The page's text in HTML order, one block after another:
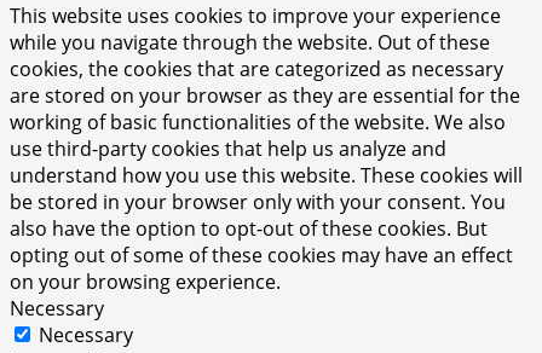
This website uses cookies to improve your experience
while you navigate through the website. Out of these
cookies, the cookies that are categorized as necessary
are stored on your browser as they are essential for the
working of basic functionalities of the website. We also
use third-party cookies that help us analyze and
understand how you use this website. These cookies will
be stored in your browser only with your consent. You
also have the option to opt-out of these cookies. But
opting out of some of these cookies may have an effect
on your browsing experience.
Necessary
Necessary